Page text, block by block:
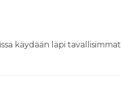
käydään läpi tavallisimmat